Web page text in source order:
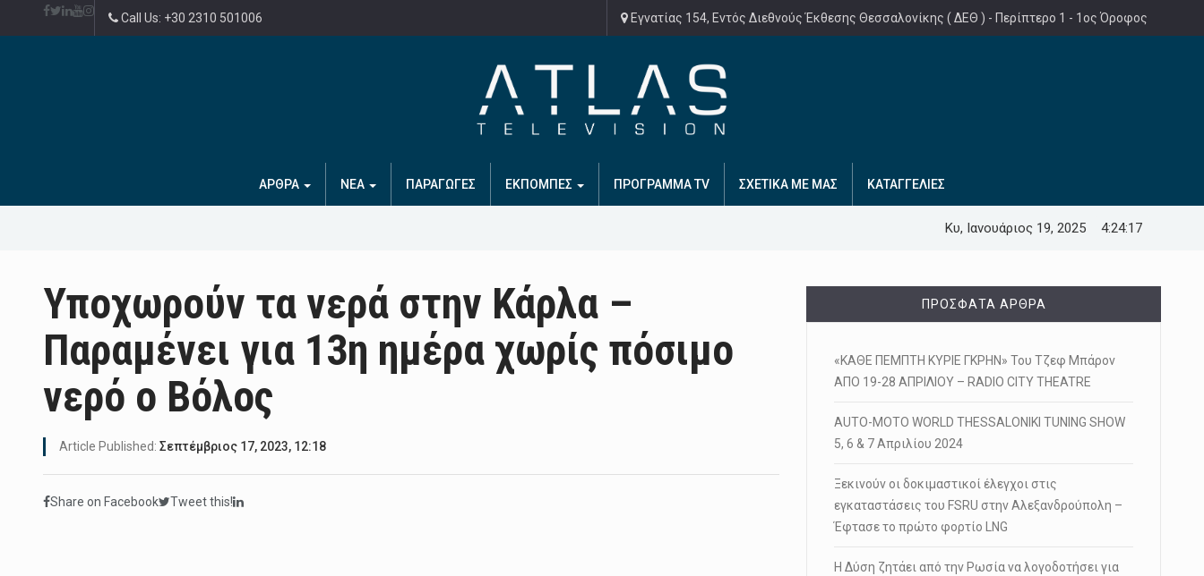
Call Us: +30 2310 501006 Εγνατίας 154, Εντός Διεθνούς Έκθεσης Θεσσαλονίκης ( ΔΕΘ ) - Περίπτερο 1 - 1ος Όροφος
ΑΡΘΡΑ ΝΕΑ ΠΑΡΑΓΩΓΕΣ ΕΚΠΟΜΠΕΣ ΠΡΟΓΡΑΜΜΑ TV ΣΧΕΤΙΚΑ ΜΕ ΜΑΣ ΚΑΤΑΓΓΕΛΙΕΣ
4:24:18
Κυ, Ιανουάριος 19, 2025
Υποχωρούν τα νερά στην Κάρλα –
Παραμένει για 13η ημέρα χωρίς πόσιμο
νερό ο Βόλος
Article Published: Σεπτέμβριος 17, 2023, 12:18
Share on Facebook Tweet this!
ΠΡΌΣΦΑΤΑ ΆΡΘΡΑ
«ΚΑΘΕ ΠΕΜΠΤΗ ΚΥΡΙΕ ΓΚΡΗΝ» Του Τζεφ Μπάρον
ΑΠΟ 19-28 ΑΠΡΙΛΙΟΥ – RADIO CITY THEATRE
AUTO-MOTO WORLD THESSALONIKI TUNING SHOW
5, 6 & 7 Απριλίου 2024
Ξεκινούν οι δοκιμαστικοί έλεγχοι στις
εγκαταστάσεις του FSRU στην Αλεξανδρούπολη –
Έφτασε το πρώτο φορτίο LNG
Η Δύση ζητάει από την Ρωσία να λογοδοτήσει για